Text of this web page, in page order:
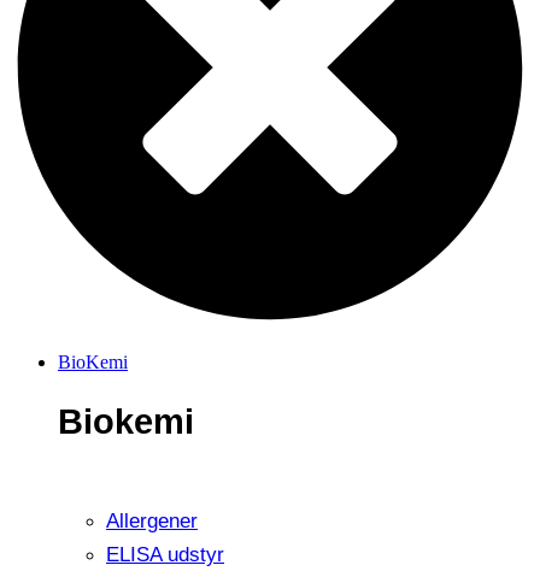
BioKemi
Biokemi
Allergener
ELISA udstyr